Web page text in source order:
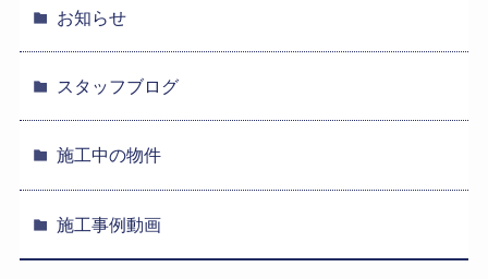
お知らせ
スタッフブログ
施工中の物件
施工事例動画